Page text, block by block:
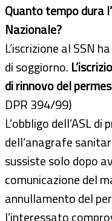
Quanto tempo dura
Nazionale?
L’iscrizione al SSN
di soggiorno.
di rinnovo del
DPR 394/99)
L’obbligo dell’ASL
dell’anagrafe
sussiste solo dopo
comunicazione del
annullamento del
l’interessato